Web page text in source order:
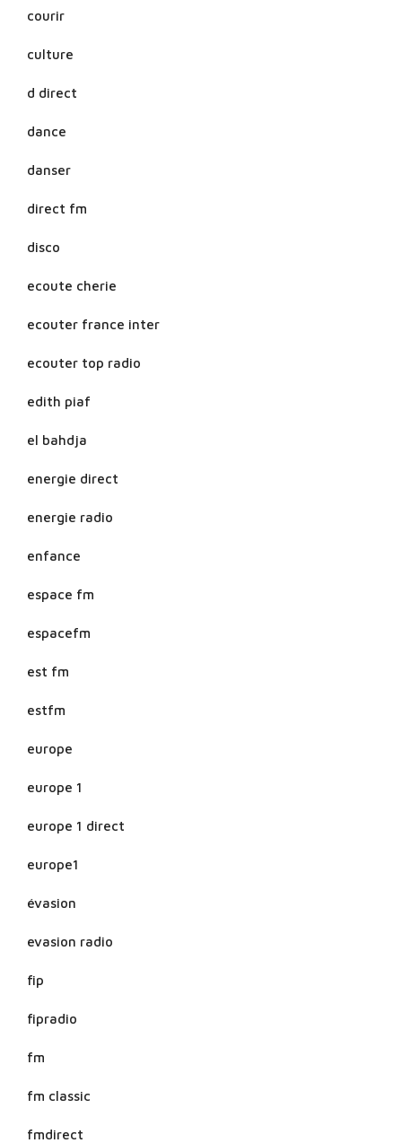
courir
culture
d direct
dance
danser
direct fm
disco
ecoute cherie
ecouter france inter
ecouter top radio
edith piaf
el bahdja
energie direct
energie radio
enfance
espace fm
espacefm
est fm
estfm
europe
europe 1
europe 1 direct
europe1
évasion
evasion radio
fip
fipradio
fm
fm classic
fmdirect